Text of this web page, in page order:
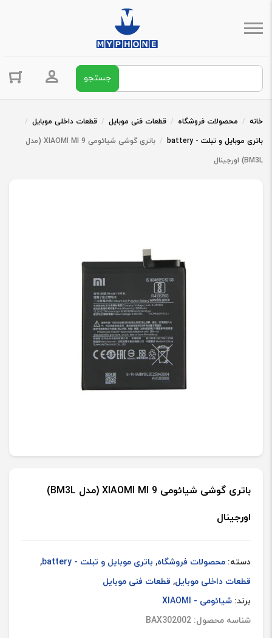
ورود /
خانه / محصولات فروشگاه / قطعات فنی موبایل / قطعات داخلی موبایل /
باتری موبایل و تبلت - battery
/
باتری گوشی شیائومی XIAOMI MI 9 (مدل
BM3L) اورجینال
باتری گوشی شیائومی XIAOMI MI 9 (مدل BM3L)
اورجینال
دسته: محصولات فروشگاه, باتری موبایل و تبلت - battery
,
قطعات داخلی موبایل, قطعات فنی موبایل
برند: شیائومی - XIAOMI
شناسه محصول: BAX302002